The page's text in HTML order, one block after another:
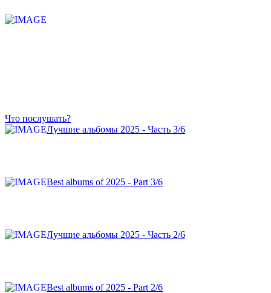
Что послушать?
Лучшие альбомы 2025 - Часть 3/6
Best albums of 2025 - Part 3/6
Лучшие альбомы 2025 - Часть 2/6
Best albums of 2025 - Part 2/6